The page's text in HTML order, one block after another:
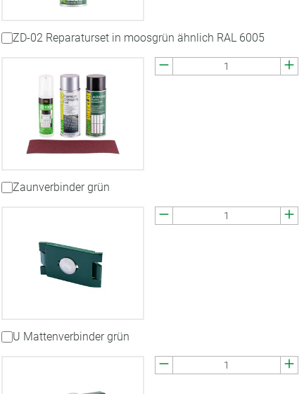
ZD-02 Reparaturset in moosgrün ähnlich RAL 6005
Zaunverbinder grün
U Mattenverbinder grün